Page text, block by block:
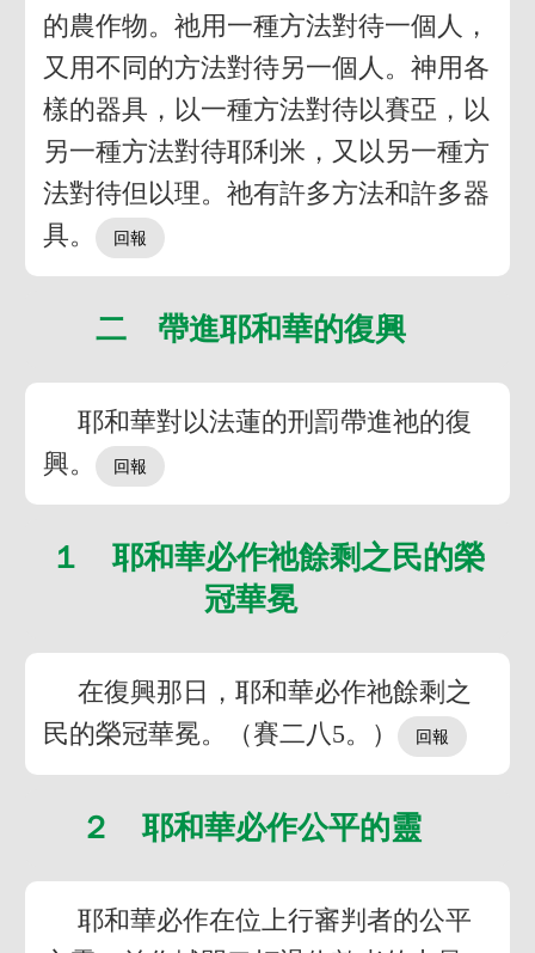
的農作物。祂用一種方法對待一個人，
又用不同的方法對待另一個人。神用各
樣的器具，以一種方法對待以賽亞，以
另一種方法對待耶利米，又以另一種方
法對待但以理。祂有許多方法和許多器
具。
二 帶進耶和華的復興
耶和華對以法蓮的刑罰帶進祂的復
興。
１ 耶和華必作祂餘剩之民的榮
冠華冕
在復興那日，耶和華必作祂餘剩之
民的榮冠華冕。（賽二八5。）
２ 耶和華必作公平的靈
耶和華必作在位上行審判者的公平